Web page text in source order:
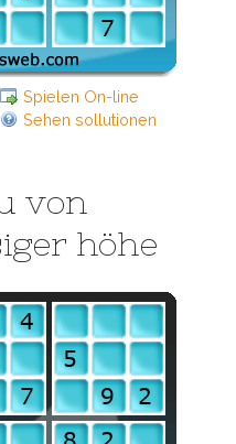
Spielen On-line
Sehen sollutionen
von
höhe